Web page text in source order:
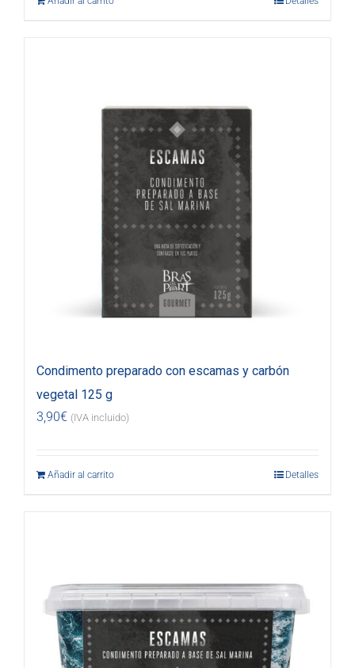
Condimento preparado con escamas y carbón
vegetal 125 g
3,90€ (IVA incluido)
Añadir al carrito Detalles